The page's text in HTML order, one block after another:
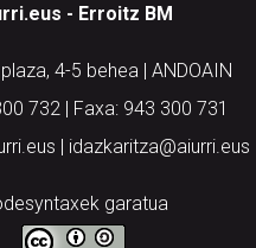
- Erroitz BM
4-5 behea | ANDOAIN
732 | Faxa: 943 300 731
| idazkaritza@aiurri.eus
garatua